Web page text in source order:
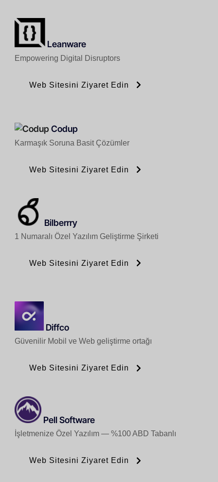
Leanware
Empowering Digital Disruptors
Web Sitesini Ziyaret Edin
Codup
Karmaşık Soruna Basit Çözümler
Web Sitesini Ziyaret Edin
Bilberrry
1 Numaralı Özel Yazılım Geliştirme Şirketi
Web Sitesini Ziyaret Edin
Diffco
Güvenilir Mobil ve Web geliştirme ortağı
Web Sitesini Ziyaret Edin
Pell Software
İşletmenize Özel Yazılım — %100 ABD Tabanlı
Web Sitesini Ziyaret Edin